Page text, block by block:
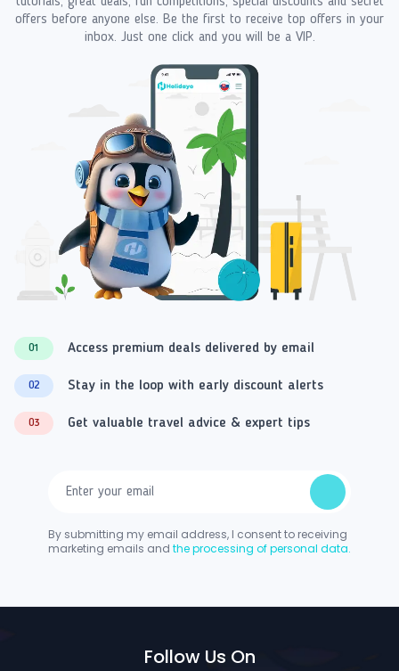
offers before anyone else. Be the first to receive top offers in your
inbox. Just one click and you will be a VIP.
01 Access premium deals delivered by email
02 Stay in the loop with early discount alerts
03 Get valuable travel advice & expert tips
By submitting my email address, I consent to receiving
marketing emails and the processing of personal data.
Follow Us On